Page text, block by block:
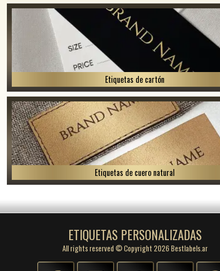
Etiquetas de cartón
Etiquetas de cuero natural
ETIQUETAS PERSONALIZADAS
All rights reserved © Copyright 2026 Bestlabels.ar